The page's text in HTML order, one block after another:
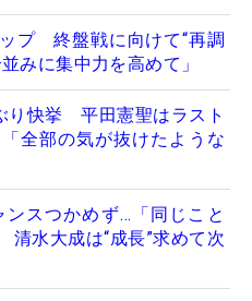
プ 終盤戦に向けて“再調
みに集中力を高めて」
り快挙 平田憲聖はラスト
全部の気が抜けたような
スつかめず…「同じこと
水大成は“成長”求めて次